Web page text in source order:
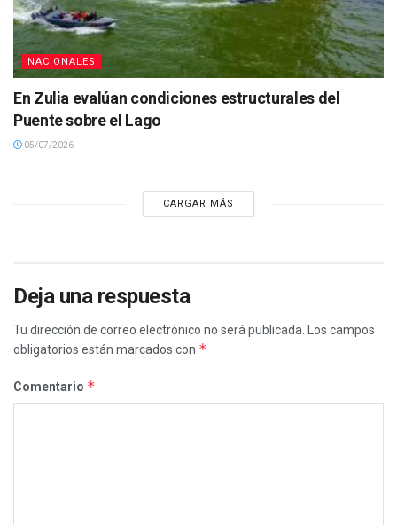
NACIONALES
En Zulia evalúan condiciones estructurales del
Puente sobre el Lago
05/07/2026
CARGAR MÁS
Deja una respuesta
Tu dirección de correo electrónico no será publicada.
Los campos
obligatorios están marcados con *
Comentario *